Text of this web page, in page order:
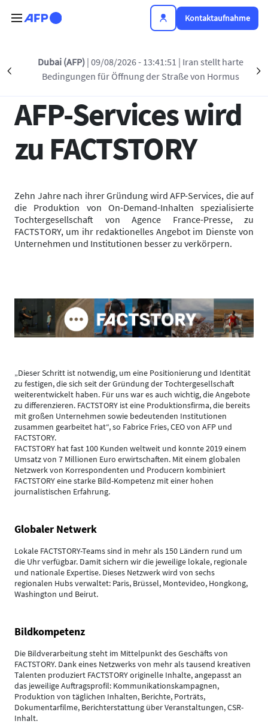
Kontaktaufnahme
Dubai (AFP)| 09/08/2026 - 13:41:51 | Iran stellt harte
Bedingungen für Öffnung der Straße von Hormus
Zurück zur Liste
17 NOV. 2020 - 10:11
AFP-Services wird
zu FACTSTORY
Zehn Jahre nach ihrer Gründung wird AFP-Services, die auf
die Produktion von On-Demand-Inhalten spezialisierte
Tochtergesellschaft von Agence France-Presse, zu
FACTSTORY, um ihr redaktionelles Angebot im Dienste von
Unternehmen und Institutionen besser zu verkörpern.
„Dieser Schritt ist notwendig, um eine Positionierung und Identität
zu festigen, die sich seit der Gründung der Tochtergesellschaft
weiterentwickelt haben. Für uns war es auch wichtig, die Angebote
zu differenzieren. FACTSTORY ist eine Produktionsfirma, die bereits
mit großen Unternehmen sowie bedeutenden Institutionen
zusammen gearbeitet hat“, so Fabrice Fries, CEO von AFP und
FACTSTORY.
FACTSTORY hat fast 100 Kunden weltweit und konnte 2019 einem
Umsatz von 7 Millionen Euro erwirtschaften. Mit einem globalen
Netzwerk von Korrespondenten und Producern kombiniert
FACTSTORY eine starke Bild-Kompetenz mit einer hohen
journalistischen Erfahrung.
Globaler Netwerk
Lokale FACTSTORY-Teams sind in mehr als 150 Ländern rund um
die Uhr verfügbar. Damit sichern wir die jeweilige lokale, regionale
und nationale Expertise. Dieses Netzwerk wird von sechs
regionalen Hubs verwaltet: Paris, Brüssel, Montevideo, Hongkong,
Washington und Beirut.
Bildkompetenz
Die Bildverarbeitung steht im Mittelpunkt des Geschäfts von
FACTSTORY. Dank eines Netzwerks von mehr als tausend kreativen
Talenten produziert FACTSTORY originelle Inhalte, angepasst an
das jeweilige Auftragsprofil: Kommunikationskampagnen,
Produktion von täglichen Inhalten, Berichte, Porträts,
Dokumentarfilme, Berichterstattung über Veranstaltungen, CSR-
Inhalt.